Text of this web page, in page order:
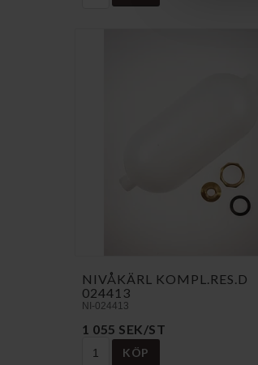
NIVÅKÄRL KOMPL.RES.D
024413
NI-024413
1 055 SEK/ST
KÖP